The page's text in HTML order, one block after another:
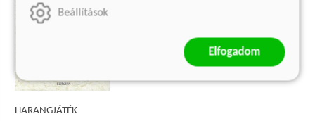
HARANGJÁTÉK
Beállítások
Elfogadom